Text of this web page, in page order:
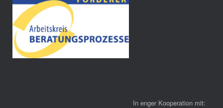
In enger Kooperation mit: